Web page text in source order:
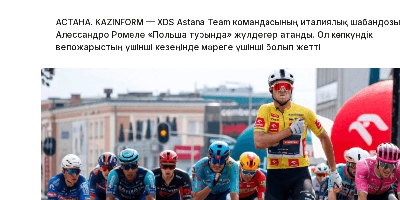
АСТАНА. KAZINFORM — XDS Astana Team командасының италиялық шабандозы
Алессандро Ромеле «Польша турында» жүлдегер атанды. Ол көпкүндік
веложарыстың үшінші кезеңінде мәреге үшінші болып жетті